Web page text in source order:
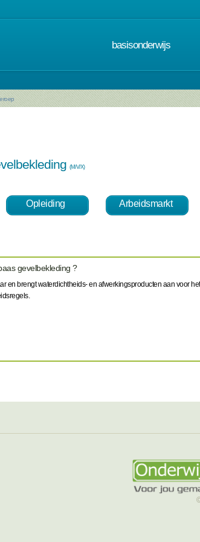
basisonderwijs
(M/V/X)
Opleiding Arbeidsmarkt
gevelbekleding ?
en brengt waterdichtheids- en afwerkingsproducten aan voor